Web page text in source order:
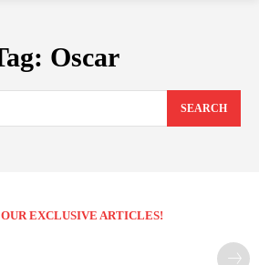
Oscar
SEARCH
EXCLUSIVE ARTICLES!